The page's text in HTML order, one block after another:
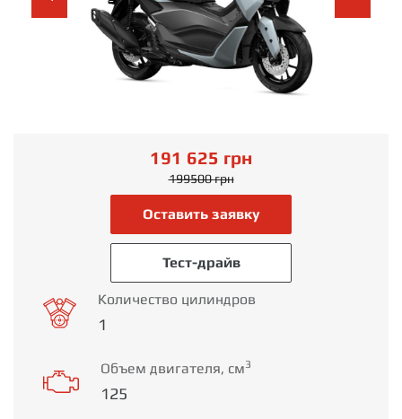
191 625 грн
199500грн
Оставить заявку
Тест-драйв
Количество цилиндров
1
Объем двигателя, см3
125